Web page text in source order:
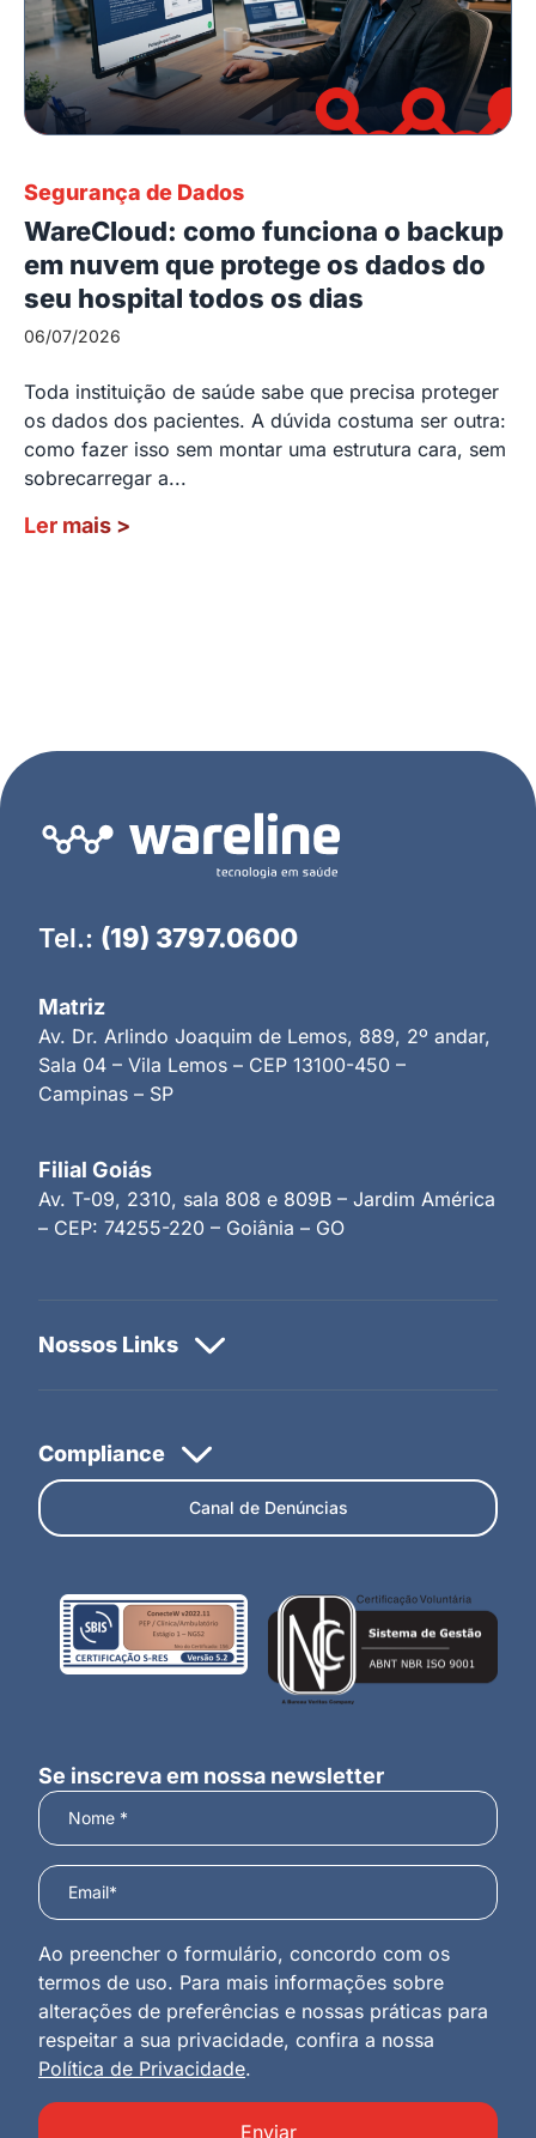
Segurança de Dados
WareCloud: como funciona o backup
em nuvem que protege os dados do
seu hospital todos os dias
06/07/2026
Toda instituição de saúde sabe que precisa proteger
os dados dos pacientes. A dúvida costuma ser outra:
como fazer isso sem montar uma estrutura cara, sem
sobrecarregar a...
Ler mais >
Tel.: (19) 3797.0600
Matriz
Av. Dr. Arlindo Joaquim de Lemos, 889, 2º andar,
Sala 04 – Vila Lemos – CEP 13100-450 –
Campinas – SP
Filial Goiás
Av. T-09, 2310, sala 808 e 809B – Jardim América
– CEP: 74255-220 – Goiânia – GO
Canal de Denúncias
Se inscreva em nossa newsletter
Ao preencher o formulário, concordo com os
termos de uso. Para mais informações sobre
alterações de preferências e nossas práticas para
respeitar a sua privacidade, confira a nossa
Política de Privacidade.
Enviar